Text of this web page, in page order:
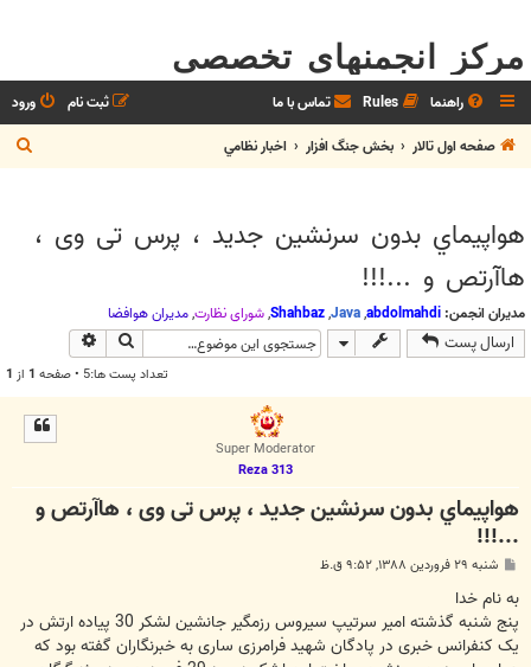
مرکز انجمنهای تخصصی
راهنما Rules تماس با ما ورود
ثبت نام
صفحه اول تالار
بخش جنگ افزار اخبار نظامي
س
هواپيماي بدون سرنشين جدید ، پرس تی وی ،
هاآرتص و ...!!!
مدیران انجمن: abdolmahdi
,
Java
,
Shahbaz
,شوراي نظارت,مديران هوافضا
ارسال پست جستجو
تعداد پست ها:5 • صفحه 1 از 1
Super Moderator
Reza 313
هواپيماي بدون سرنشين جدید ، پرس تی وی ، هاآرتص و
...!!!
ت
شنبه ۲۹ فروردین ۱۳۸۸, ۹:۵۲ ق.ظ
به نام خدا
پنج شنبه گذشته امير سرتيپ سيروس رزمگير جانشین لشكر 30 پياده ارتش در
یک کنفرانس خبری در پادگان شهید فرامرزی ساری به خبرنگاران گفته بود که